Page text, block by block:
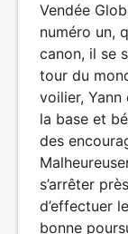
Vendée
numéro un,
canon, il se
tour du
voilier,
la base et
des
s’arrêter
d’effectuer
bonne